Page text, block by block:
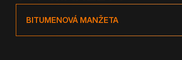
BITUMENOVÁ MANŽETA